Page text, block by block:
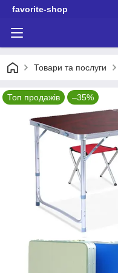
favorite-shop
Товари та послуги
Топ продажів –35%